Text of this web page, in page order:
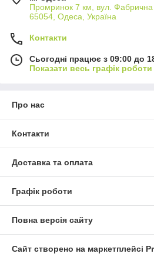
Промринок 7 км, вул.
65054, Одеса, Україна
Контакти
Сьогодні працює з 09:00 до
Показати весь графік роботи
Про нас
Контакти
Доставка та оплата
Графік роботи
Повна версія сайту
Сайт створено на маркетплейсі